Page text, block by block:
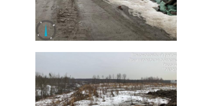
помощи Софья
Решунова.